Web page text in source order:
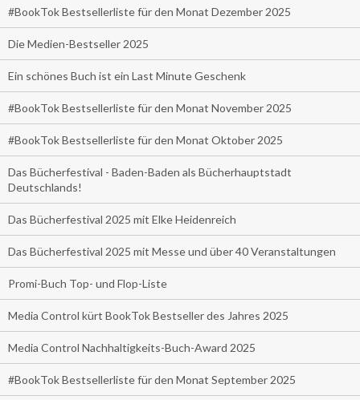
#BookTok Bestsellerliste für den Monat Dezember 2025
Die Medien-Bestseller 2025
Ein schönes Buch ist ein Last Minute Geschenk
#BookTok Bestsellerliste für den Monat November 2025
#BookTok Bestsellerliste für den Monat Oktober 2025
Das Bücherfestival - Baden-Baden als Bücherhauptstadt
Deutschlands!
Das Bücherfestival 2025 mit Elke Heidenreich
Das Bücherfestival 2025 mit Messe und über 40 Veranstaltungen
Promi-Buch Top- und Flop-Liste
Media Control kürt BookTok Bestseller des Jahres 2025
Media Control Nachhaltigkeits-Buch-Award 2025
#BookTok Bestsellerliste für den Monat September 2025